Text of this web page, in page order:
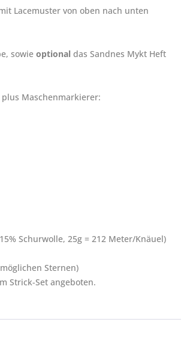
Lacemuster von oben nach unten
sowie optional das Sandnes Mykt Heft
Maschenmarkierer:
Schurwolle, 25g = 212 Meter/Knäuel)
Sternen)
Strick-Set angeboten.